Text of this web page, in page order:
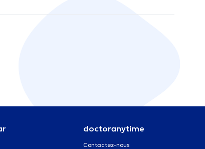
doctoranytime
Contactez-nous